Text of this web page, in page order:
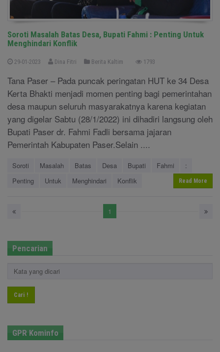
Soroti Masalah Batas Desa, Bupati Fahmi : Penting Untuk
Menghindari Konflik
29-01-2023 Dina Fitri Berita Kaltim 1793
Tana Paser – Pada puncak peringatan HUT ke 34 Desa
Kerta Bhakti menjadi momen penting bagi pemerintahan
desa maupun seluruh masyarakatnya karena kegiatan
yang digelar Sabtu (28/1/2022) ini dihadiri langsung oleh
Bupati Paser dr. Fahmi Fadli bersama jajaran
Pemerintah Kabupaten Paser.Selain ....
Soroti Masalah Batas Desa Bupati Fahmi
:
Penting
Untuk Menghindari Konflik Read More
1
Pencarian
Cari !
GPR Kominfo